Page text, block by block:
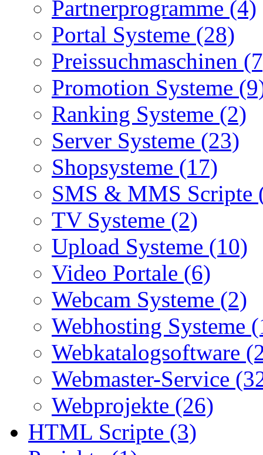
Partnerprogramme (4)
Portal Systeme (28)
Preissuchmaschinen
Promotion Systeme
Ranking Systeme (2)
Server Systeme (23)
Shopsysteme (17)
SMS & MMS Scripte
TV Systeme (2)
Upload Systeme (10)
Video Portale (6)
Webcam Systeme (2)
Webhosting Systeme
Webkatalogsoftware
Webmaster-Service
Webprojekte (26)
HTML Scripte (3)